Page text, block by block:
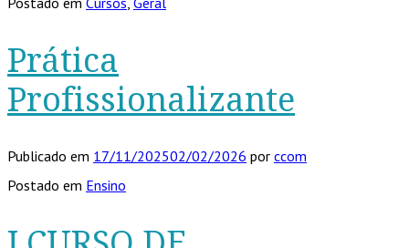
Prática
Profissionalizante
Publicado em 17/11/202502/02/2026 por ccom
Postado em Ensino